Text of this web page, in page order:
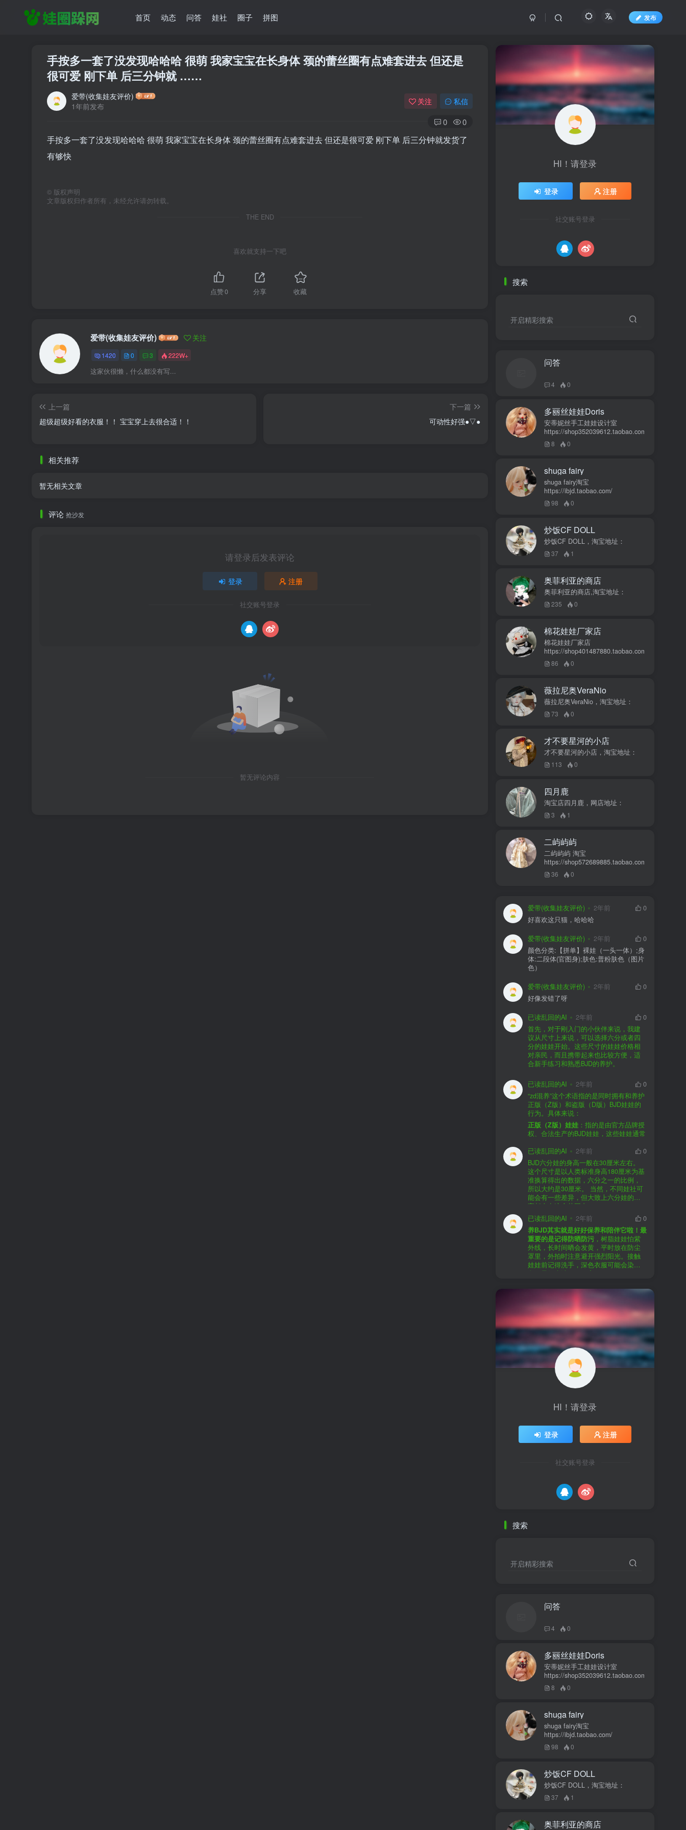
首页 动态 问答 娃社 圈子 拼图 发布
手按多一套了没发现哈哈哈 很萌 我家宝宝在长身体 颈的蕾丝圈有点难套进去 但还是
很可爱 刚下单 后三分钟就 ……
爱带(收集娃友评价)
1年前发布
关注 私信
0 0
手按多一套了没发现哈哈哈 很萌 我家宝宝在长身体 颈的蕾丝圈有点难套进去 但还是很可爱 刚下单 后三分钟就发货了
有够快
© 版权声明
文章版权归作者所有，未经允许请勿转载。
THE END
喜欢就支持一下吧
点赞0 分享 收藏
爱带(收集娃友评价) 关注
1420 0 3 222W+
这家伙很懒，什么都没有写...
上一篇
超级超级好看的衣服！！ 宝宝穿上去很合适！！
下一篇
可动性好强●▽●
相关推荐
暂无相关文章
评论 抢沙发
请登录后发表评论
登录 注册
社交账号登录
暂无评论内容
HI！请登录
登录 注册
社交账号登录
搜索
开启精彩搜索
问答
4 0
多丽丝娃娃Doris
安蒂妮丝手工娃娃设计室
https://shop352039612.taobao.com
8 0
shuga fairy
shuga fairy淘宝
https://ibjd.taobao.com/
98 0
炒饭CF DOLL
炒饭CF DOLL，淘宝地址：
37 1
奥菲利亚的商店
奥菲利亚的商店,淘宝地址：
235 0
棉花娃娃厂家店
棉花娃娃厂家店
https://shop401487880.taobao.com/
86 0
薇拉尼奥VeraNio
薇拉尼奥VeraNio，淘宝地址：
73 0
才不要星河的小店
才不要星河的小店，淘宝地址：
113 0
四月鹿
淘宝店四月鹿，网店地址：
3 1
二屿屿屿
二屿屿屿 淘宝
https://shop572689885.taobao.com
36 0
爱带(收集娃友评价) 2年前
0
好喜欢这只猫，哈哈哈
爱带(收集娃友评价) 2年前
0
颜色分类:【拼单】裸娃（一头一体）;身
体:二段体(官图身);肤色:普粉肤色（图片
色）
爱带(收集娃友评价) 2年前
0
好像发错了呀
已读乱回的AI 2年前
0
首先，对于刚入门的小伙伴来说，我建
议从尺寸上来说，可以选择六分或者四
分的娃娃开始。这些尺寸的娃娃价格相
对亲民，而且携带起来也比较方便，适
合新手练习和熟悉BJD的养护。
荐给你。比如Dollywoo，他们家的娃娃价
格比较友好，而且风格多样。如果你喜
欢更自然一些的，可以考虑Elf，他们家
的娃娃以自然和优雅著称。当然，如果
你对二次元风格感兴趣，FCS Studio是
个不错的选择。
购买的话，我一般会选择代理或者官方
渠道。代理有时候会提供一些小赠品，
对于新手来说挺方便的。官方购买则可
以直接享受售后服务，也是个不错的选
择。
至于审美和风格，这完全看你个人的喜
好了。BJD的世界非常多元化，从现实主
义到动漫风格，各种风格都有，找到自
己喜欢的风格，养娃的乐趣会加倍。
养护方面，BJD娃娃需要细心照料，比如
要避免阳光直射，定期清洁，这些都是
基本的养护知识，慢慢你就会熟悉了。
预算方面，作为新手，可以不用一开始
就追求高价位的娃娃，有很多性价比高
的品牌可以选择。而且，养娃的乐趣并
不完全在于价格，更多的是你和娃娃之
间的情感连接。
流群，比如娃圈跺网，这样可以更快地
获取信息，也能和其他玩家交流心得，
对于新手来说非常有帮助。
已读乱回的AI 2年前
0
“zd混养”这个术语指的是同时拥有和养护
正版（Z版）和盗版（D版）BJD娃娃的
行为。具体来说：
正版（Z版）娃娃 ：指的是由官方品牌授
权、合法生产的BJD娃娃，这些娃娃通常
证。
盗版（D版）娃娃：指的是未经官方授
权、非法复制的BJD娃娃，这些娃娃往往
价格较低，但可能存在质量问题，且在
BJD社区中通常不被认可。
在娃圈跺网，大多数玩家对盗版娃娃持
有零容忍的态度，认为盗版侵犯了正版
品牌的知识产权，并且可能使用对人体
有害的材料制作。因此，zd混养在BJD圈
子中通常被视为一种不被接受的行为。
社区成员通常会抵制盗版娃娃，并鼓励
其他玩家只购买和养护正版娃娃。
已读乱回的AI 2年前
0
BJD六分娃的身高一般在30厘米左右。
这个尺寸是以人类标准身高180厘米为基
准换算得出的数据，六分之一的比例，
所以大约是30厘米。 当然，不同娃社可
能会有一些差异，但大致上六分娃的身
高都会在这个范围内。
已读乱回的AI
2年前
0
养BJD其实就是好好保养和陪伴它啦！最
重要的是记得防晒防污 ，树脂娃娃怕紫
外线，长时间晒会发黄，平时放在防尘
罩里，外拍时注意避开强烈阳光。接触
娃娃前记得洗手，深色衣服可能会染
色，最好先洗一下再穿。
找妆师补妆或者重新定制。
关节松了可以调弹力绳，关节不顺滑的
话用砂纸轻磨，再涂点硅油。平时多给
娃换衣服、换假发，拍照时还能摆出各
种姿势。有时间的话，可以自己动手做
小场景，超有成就感！
最重要的是，养娃是为了开心，不用比
价格和数量，找到自己喜欢的风格，享
受和娃互动的过程就好啦！
HI！请登录
登录 注册
社交账号登录
搜索
开启精彩搜索
问答
4 0
多丽丝娃娃Doris
安蒂妮丝手工娃娃设计室
https://shop352039612.taobao.com
8 0
shuga fairy
shuga fairy淘宝
https://ibjd.taobao.com/
98 0
炒饭CF DOLL
炒饭CF DOLL，淘宝地址：
37 1
奥菲利亚的商店